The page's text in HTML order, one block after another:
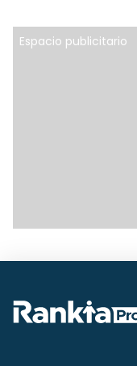
Espacio publicitario